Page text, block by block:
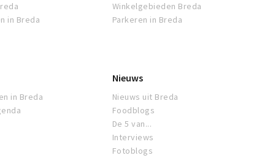
in Breda
Winkelgebieden Breda
Parkeren in Breda
in Breda
Nieuws
Nieuws uit Breda
Foodblogs
De 5 van...
Interviews
Fotoblogs